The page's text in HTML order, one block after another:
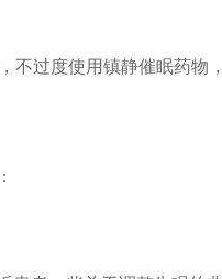
过度使用镇静催眠药物